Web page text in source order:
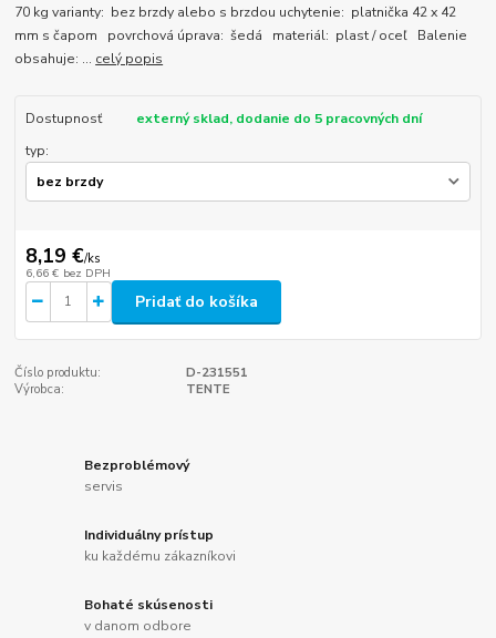
70 kg varianty: bez brzdy alebo s brzdou uchytenie: platnička 42 x 42
mm s čapom povrchová úprava: šedá materiál: plast / oceľ Balenie
obsahuje: ... celý popis
Dostupnosť
externý sklad, dodanie do 5 pracovných dní
typ:
8,19 €/ks
6,66 € bez DPH
Pridať do košíka
Číslo produktu:
D-231551
Výrobca:
TENTE
Bezproblémový
servis
Individuálny prístup
ku každému zákazníkovi
Bohaté skúsenosti
v danom odbore